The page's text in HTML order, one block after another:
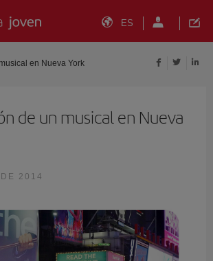
ES
en Nueva York
de un musical en Nueva
2014